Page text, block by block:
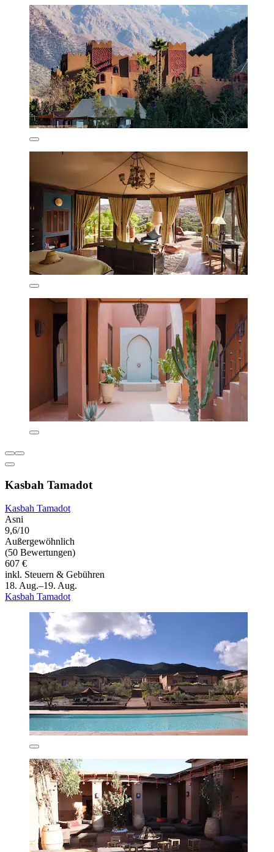
Kasbah Tamadot
Kasbah Tamadot
Asni
9,6/10
Außergewöhnlich
(50 Bewertungen)
607 €
inkl. Steuern & Gebühren
18. Aug.–19. Aug.
Kasbah Tamadot